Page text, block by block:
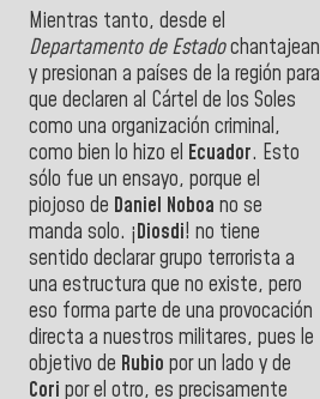
Mientras tanto, desde el
Departamento de Estadochantajean
y presionan a países de la región para
que declaren al Cártel de los Soles
como una organización criminal,
como bien lo hizo el Ecuador. Esto
sólo fue un ensayo, porque el
piojoso de Daniel Noboa no se
manda solo. ¡Diosdi! no tiene
sentido declarar grupo terrorista a
una estructura que no existe, pero
eso forma parte de una provocación
directa a nuestros militares, pues le
objetivo de Rubio por un lado y de
Cori por el otro, es precisamente